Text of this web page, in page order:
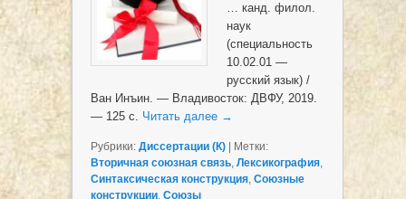
… канд. филол.
наук
(специальность
10.02.01 —
русский язык) /
Ван Инъин. — Владивосток: ДВФУ, 2019.
— 125 с. Читать далее →
Рубрики: Диссертации (К) | Метки:
Вторичная союзная связь, Лексикография,
Синтаксическая конструкция, Союзные
конструкции, Союзы